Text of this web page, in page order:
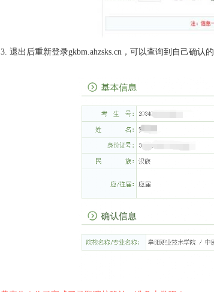
3. 退出后重新登录gkbm.ahzsks.cn，可以查询到自己确认的